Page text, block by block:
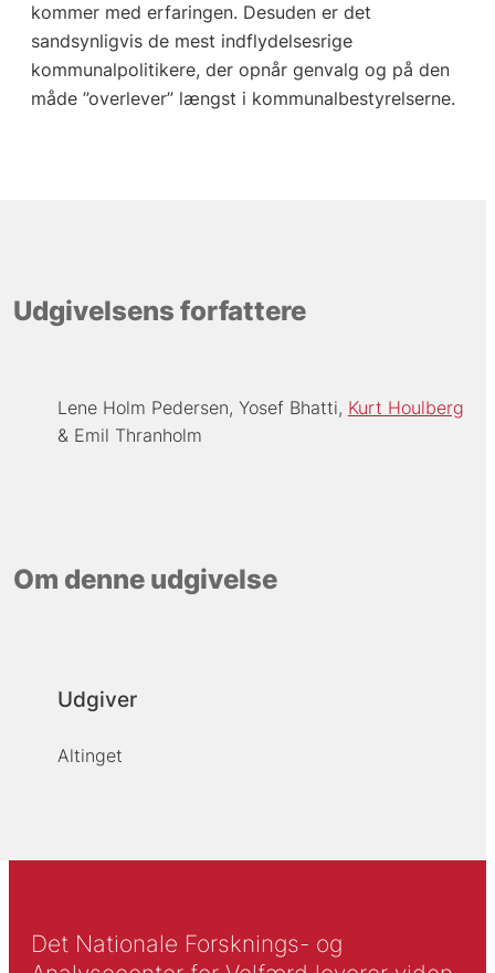
kommer med erfaringen. Desuden er det
sandsynligvis de mest indflydelsesrige
kommunalpolitikere, der opnår genvalg og på den
måde ”overlever” længst i kommunalbestyrelserne.
Udgivelsens forfattere
Lene Holm Pedersen Yosef Bhatti Kurt Houlberg
Emil Thranholm
Om denne udgivelse
Udgiver
Altinget
Det Nationale Forsknings- og